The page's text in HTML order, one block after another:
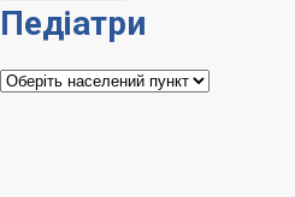
Педіатри
Педіатри